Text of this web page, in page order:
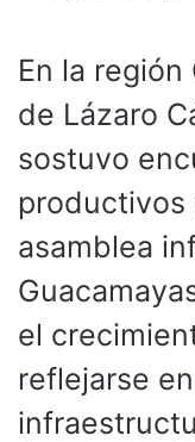
En la
de Lázaro
sostuvo
productivos
asamblea
el
reflejarse